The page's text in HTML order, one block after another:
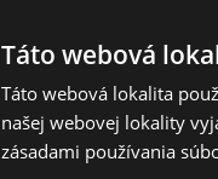
Táto webová
Táto webová lokalita
našej webovej lokality
zásadami používania